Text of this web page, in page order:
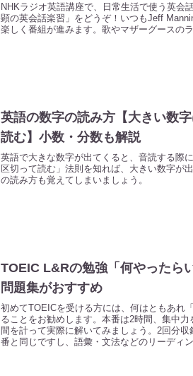
NHKラジオ英語講座で、日常生活で使う英会
顕の英会話楽習」をどうぞ！いつもJeff
楽しく番組が進みます。歌やマザーグースの
英語の数字の読み方【大きい数
読む】小数・分数も解説
英語で大きな数字が出てくると、音読する際
区切って読む」法則を知れば、大きい数字が
の読み方も覚えてしまいましょう。
TOEIC L&Rの勉強「何やったら
問題集がおすすめ
初めてTOEICを受ける方には、何はともあれ
ることをお勧めします。本番は2時間、集中
間を計って実際に解いてみましょう。2回分
番と同じですし、語彙・文法などのリーディ